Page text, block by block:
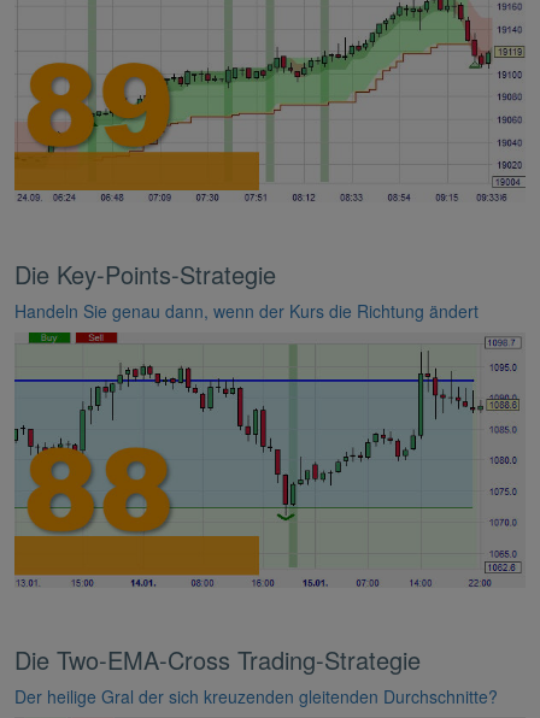
Die Key-Points-Strategie
Handeln Sie genau dann, wenn der Kurs die Richtung ändert
Die Two-EMA-Cross Trading-Strategie
Der heilige Gral der sich kreuzenden gleitenden Durchschnitte?